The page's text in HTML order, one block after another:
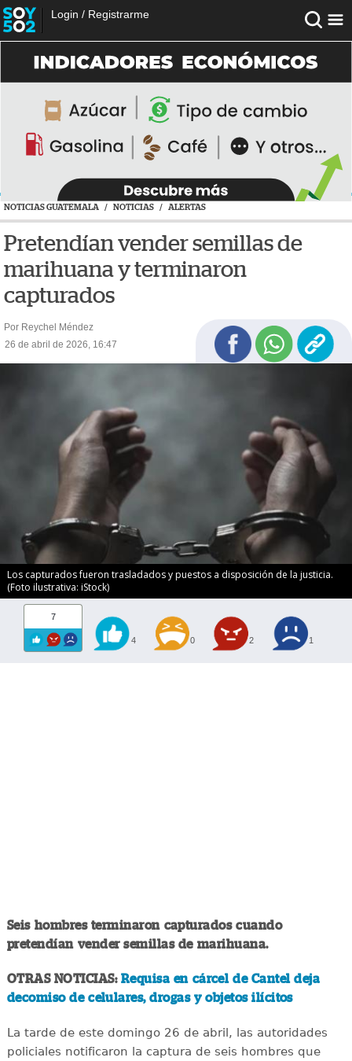
Login / Registrarme
NOTICIAS GUATEMALA / NOTICIAS / ALERTAS
Pretendían vender semillas de
marihuana y terminaron
capturados
Por Reychel Méndez
26 de abril de 2026, 16:47
Los capturados fueron trasladados y puestos a disposición de la justicia.
(Foto ilustrativa: iStock)
7
4 0 2 1
Seis hombres terminaron capturados cuando
pretendían vender semillas de marihuana.
OTRAS NOTICIAS: Requisa en cárcel de Cantel deja
decomiso de celulares, drogas y objetos ilícitos
La tarde de este domingo 26 de abril, las autoridades
policiales notificaron la captura de seis hombres que